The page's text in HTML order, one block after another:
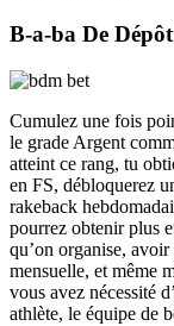
B-a-ba De
Cumulez une fois
le grade Argent
atteint ce rang, tu
en FS, débloquerez
rakeback
pourrez obtenir plus
qu’on organise,
mensuelle, et même
vous avez nécessité
athlète, le équipe de